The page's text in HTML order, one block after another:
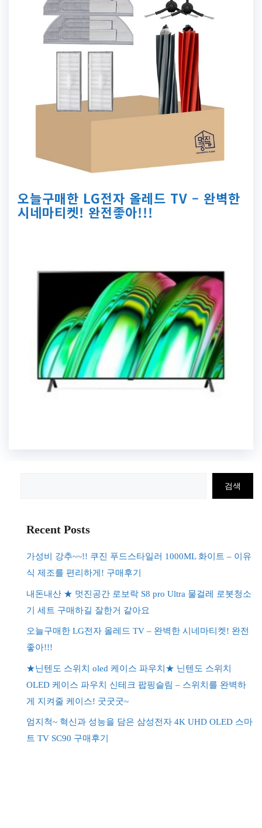
오늘구매한 LG전자 올레드 TV – 완벽한
시네마티켓! 완전좋아!!!
검색
Recent Posts
가성비 강추~~!! 쿠진 푸드스타일러 1000ML 화이트 – 이유
식 제조를 편리하게! 구매후기
내돈내산 ★ 멋진공간 로보락 S8 pro Ultra 물걸레 로봇청소
기 세트 구매하길 잘한거 같아요
오늘구매한 LG전자 올레드 TV – 완벽한 시네마티켓! 완전
좋아!!!
★닌텐도 스위치 oled 케이스 파우치★ 닌텐도 스위치
OLED 케이스 파우치 신테크 팝핑슬림 – 스위치를 완벽하
게 지켜줄 케이스! 굿굿굿~
엄지척~ 혁신과 성능을 담은 삼성전자 4K UHD OLED 스마
트 TV SC90 구매후기